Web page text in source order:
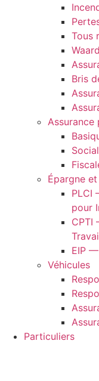
Tous
Bris
Épargne
PLCI
pour
CPTI
EIP
Véhicules
Particuliers